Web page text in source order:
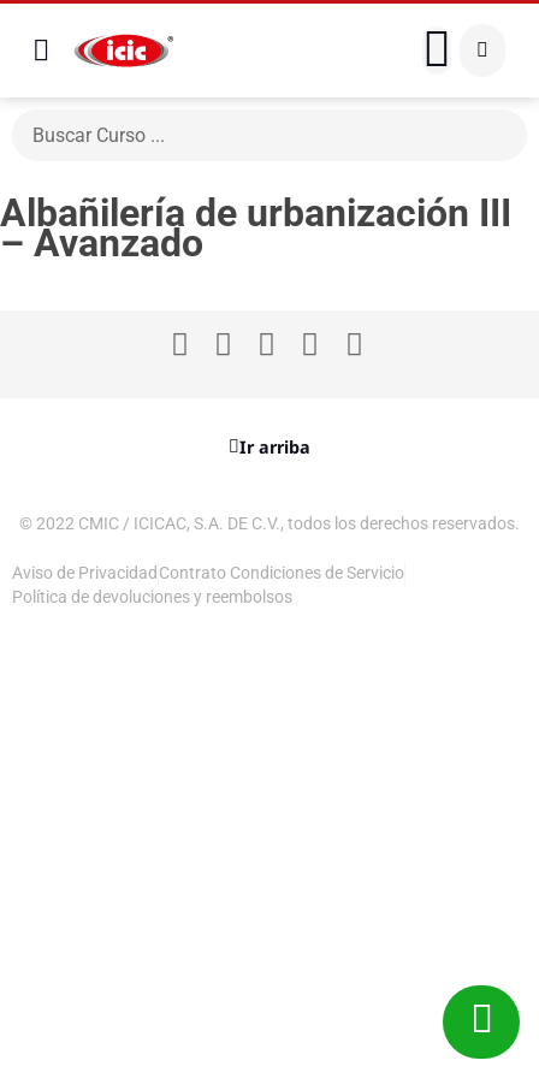
Albañilería de urbanización III
– Avanzado
Ir arriba
© 2022 CMIC / ICICAC, S.A. DE C.V., todos los derechos reservados.
Aviso de Privacidad Contrato Condiciones de Servicio
Política de devoluciones y reembolsos